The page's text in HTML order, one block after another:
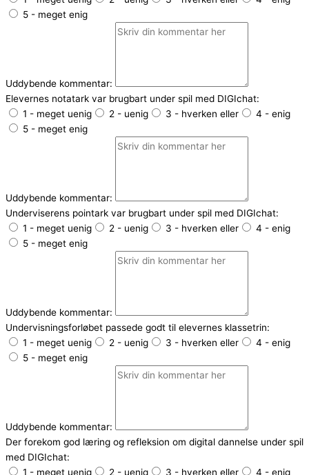
5 - meget enig
Uddybende kommentar:
Elevernes notatark var brugbart under spil med DIGIchat:
1 - meget uenig
2 - uenig 3 - hverken eller
4 - enig
5 - meget enig
Uddybende kommentar:
Underviserens pointark var brugbart under spil med DIGIchat:
1 - meget uenig
2 - uenig 3 - hverken eller
4 - enig
5 - meget enig
Uddybende kommentar:
Undervisningsforløbet passede godt til elevernes klassetrin:
1 - meget uenig
2 - uenig 3 - hverken eller
4 - enig
5 - meget enig
Uddybende kommentar:
Der forekom god læring og refleksion om digital dannelse under spil
med DIGIchat:
1 - meget uenig
2 - uenig 3 - hverken eller
4 - enig